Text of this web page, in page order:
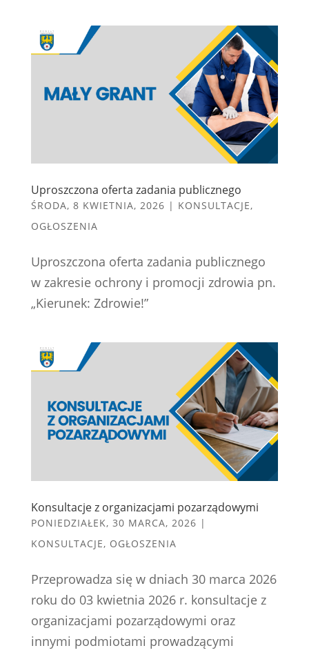
Uproszczona oferta zadania publicznego
ŚRODA, 8 KWIETNIA, 2026 | KONSULTACJE,
OGŁOSZENIA
Uproszczona oferta zadania publicznego
w zakresie ochrony i promocji zdrowia pn.
„Kierunek: Zdrowie!”
Konsultacje z organizacjami pozarządowymi
PONIEDZIAŁEK, 30 MARCA, 2026 |
KONSULTACJE, OGŁOSZENIA
Przeprowadza się w dniach 30 marca 2026
roku do 03 kwietnia 2026 r. konsultacje z
organizacjami pozarządowymi oraz
innymi podmiotami prowadzącymi